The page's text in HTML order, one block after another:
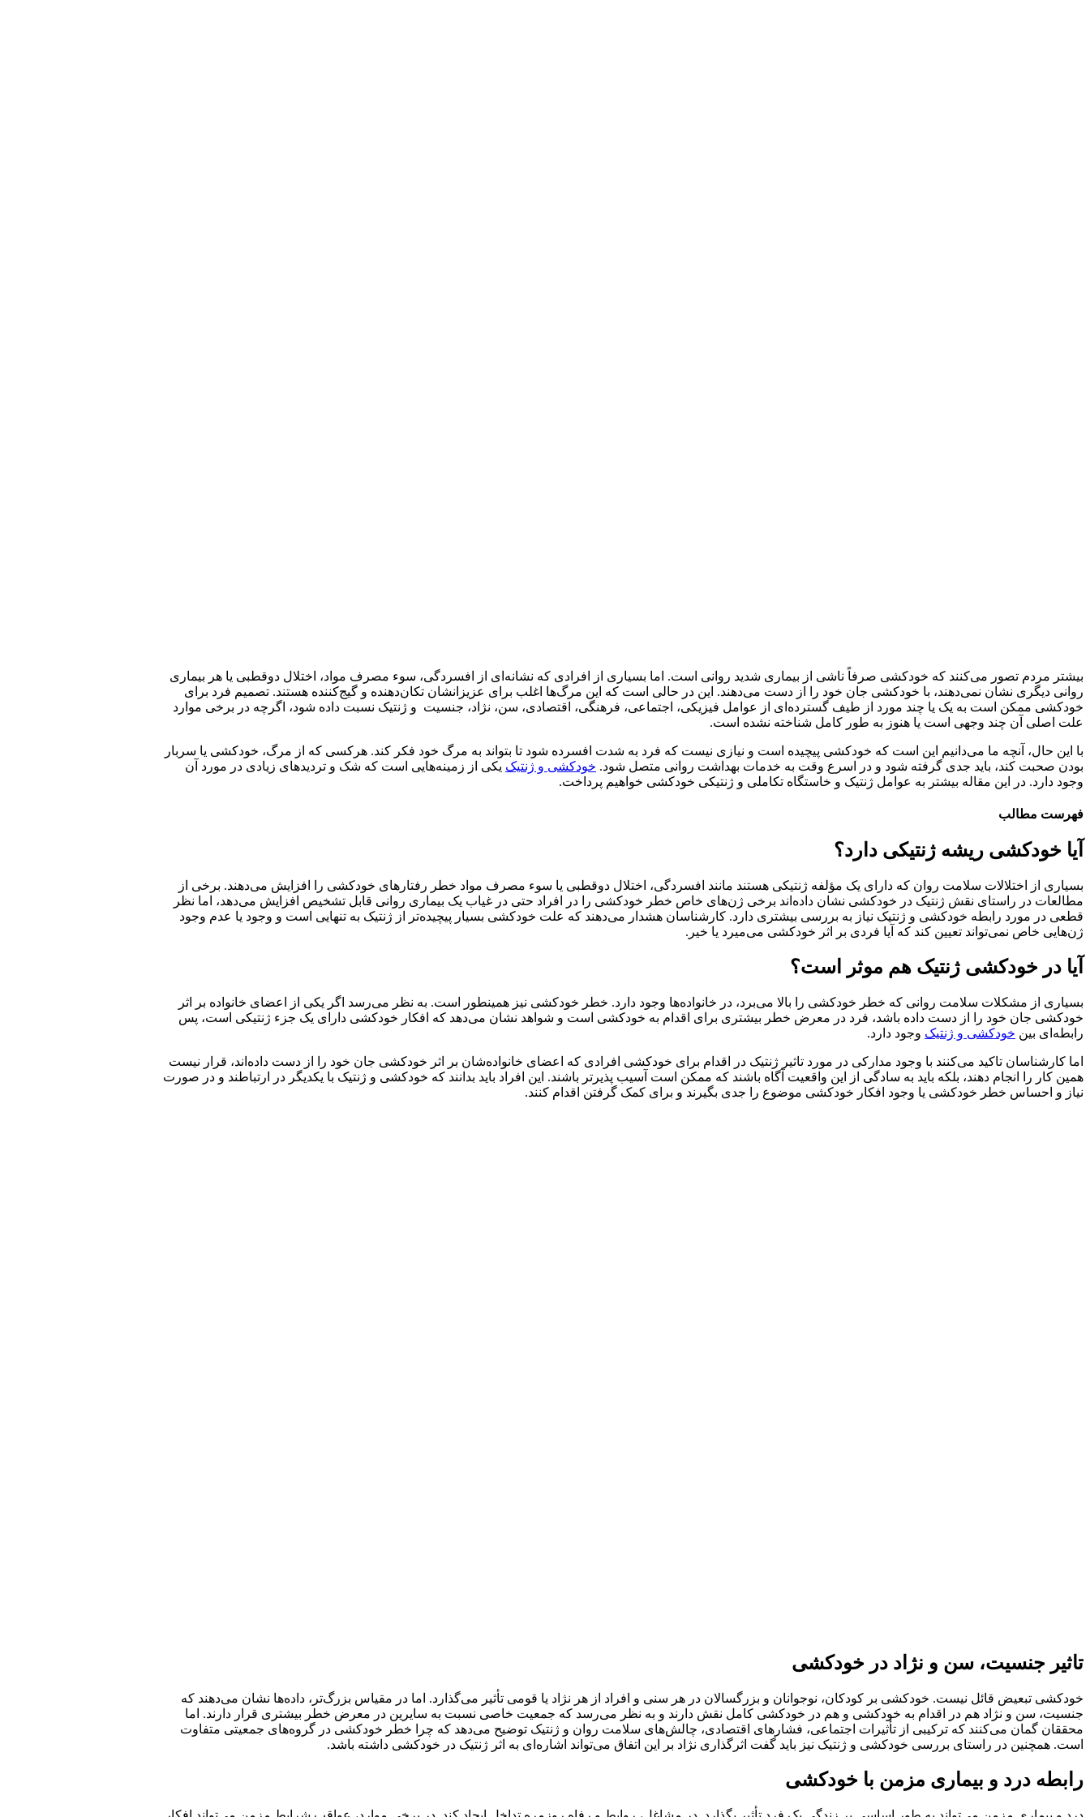
بیشتر مردم تصور می‌کنند که خودکشی صرفاً ناشی از بیماری شدید روانی است. اما بسیاری از افرادی که نشانه‌ای از افسردگی، سوء مصرف مواد، اختلال دوقطبی یا هر بیماری
روانی دیگری نشان نمی‌دهند، با خودکشی جان خود را از دست می‌دهند. این در حالی است که این مرگ‌ها اغلب برای عزیزانشان تکان‌دهنده و گیج‌کننده هستند. تصمیم فرد برای
خودکشی ممکن است به یک یا چند مورد از طیف گسترده‌ای از عوامل فیزیکی، اجتماعی، فرهنگی، اقتصادی، سن، نژاد، جنسیت و ژنتیک نسبت داده شود، اگرچه در برخی موارد
علت اصلی آن چند وجهی است یا هنوز به طور کامل شناخته نشده است.
با این حال، آنچه ما می‌دانیم این است که خودکشی پیچیده است و نیازی نیست که فرد به شدت افسرده شود تا بتواند به مرگ خود فکر کند. هرکسی که از مرگ، خودکشی یا سربار
بودن صحبت کند، باید جدی گرفته شود و در اسرع وقت به خدمات بهداشت روانی متصل شود. خودکشی و ژنتیک یکی از زمینه‌هایی است که شک و تردیدهای زیادی در مورد آن
وجود دارد. در این مقاله بیشتر به عوامل ژنتیک و خاستگاه تکاملی و ژنتیکی خودکشی خواهیم پرداخت.
فهرست مطالب
آیا خودکشی ریشه ژنتیکی دارد؟
بسیاری از اختلالات سلامت روان که دارای یک مؤلفه ژنتیکی هستند مانند افسردگی، اختلال دوقطبی یا سوء مصرف مواد خطر رفتارهای خودکشی را افزایش می‌دهند. برخی از
مطالعات در راستای نقش ژنتیک در خودکشی نشان داده‌اند برخی ژن‌های خاص خطر خودکشی را در افراد حتی در غیاب یک بیماری روانی قابل تشخیص افزایش می‌دهد، اما نظر
قطعی در مورد رابطه خودکشی و ژنتیک نیاز به بررسی بیشتری دارد. کارشناسان هشدار می‌دهند که علت خودکشی بسیار پیچیده‌تر از ژنتیک به تنهایی است و وجود یا عدم وجود
ژن‌هایی خاص نمی‌تواند تعیین کند که آیا فردی بر اثر خودکشی می‌میرد یا خیر.
آیا در خودکشی ژنتیک هم موثر است؟
بسیاری از مشکلات سلامت روانی که خطر خودکشی را بالا می‌برد، در خانواده‌ها وجود دارد. خطر خودکشی نیز همینطور است. به نظر می‌رسد اگر یکی از اعضای خانواده بر اثر
خودکشی جان خود را از دست داده باشد، فرد در معرض خطر بیشتری برای اقدام به خودکشی است و شواهد نشان می‌دهد که افکار خودکشی دارای یک جزء ژنتیکی است، پس
رابطه‌ای بین خودکشی و ژنتیک وجود دارد.
اما کارشناسان تاکید می‌کنند با وجود مدارکی در مورد تاثیر ژنتیک در اقدام برای خودکشی افرادی که اعضای خانواده‌شان بر اثر خودکشی جان خود را از دست داده‌اند، قرار نیست
همین کار را انجام دهند، بلکه باید به سادگی از این واقعیت آگاه باشند که ممکن است آسیب پذیرتر باشند. این افراد باید بدانند که خودکشی و ژنتیک با یکدیگر در ارتباطند و در صورت
نیاز و احساس خطر خودکشی یا وجود افکار خودکشی موضوع را جدی بگیرند و برای کمک گرفتن اقدام کنند.
تاثیر جنسیت، سن و نژاد در خودکشی
خودکشی تبعیض قائل نیست. خودکشی بر کودکان، نوجوانان و بزرگسالان در هر سنی و افراد از هر نژاد یا قومی تأثیر می‌گذارد. اما در مقیاس بزرگ‌تر، داده‌ها نشان می‌دهند که
جنسیت، سن و نژاد هم در اقدام به خودکشی و هم در خودکشی کامل نقش دارند و به نظر می‌رسد که جمعیت خاصی نسبت به سایرین در معرض خطر بیشتری قرار دارند. اما
محققان گمان می‌کنند که ترکیبی از تأثیرات اجتماعی، فشارهای اقتصادی، چالش‌های سلامت روان و ژنتیک توضیح می‌دهد که چرا خطر خودکشی در گروه‌های جمعیتی متفاوت
است. همچنین در راستای بررسی خودکشی و ژنتیک نیز باید گفت اثرگذاری نژاد بر این اتفاق می‌تواند اشاره‌ای به اثر ژنتیک در خودکشی داشته باشد.
رابطه درد و بیماری مزمن با خودکشی